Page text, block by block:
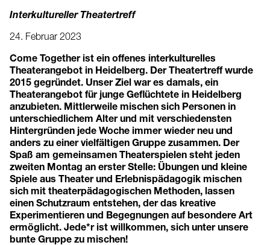
Interkultureller Theatertreff
24. Februar 2023
Come Together ist ein offenes interkulturelles
Theaterangebot in Heidelberg. Der Theatertreff wurde
2015 gegründet. Unser Ziel war es damals, ein
Theaterangebot für junge Geflüchtete in Heidelberg
anzubieten. Mittlerweile mischen sich Personen in
unterschiedlichem Alter und mit verschiedensten
Hintergründen jede Woche immer wieder neu und
anders zu einer vielfältigen Gruppe zusammen. Der
Spaß am gemeinsamen Theaterspielen steht jeden
zweiten Montag an erster Stelle: Übungen und kleine
Spiele aus Theater und Erlebnispädagogik mischen
sich mit theaterpädagogischen Methoden, lassen
einen Schutzraum entstehen, der das kreative
Experimentieren und Begegnungen auf besondere Art
ermöglicht. Jede*r ist willkommen, sich unter unsere
bunte Gruppe zu mischen!